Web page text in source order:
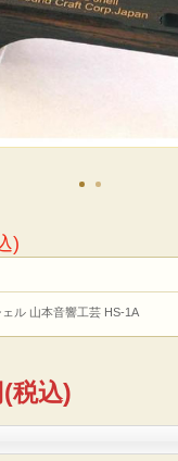
)
ル 山本音響工芸 HS-1A
(税込)